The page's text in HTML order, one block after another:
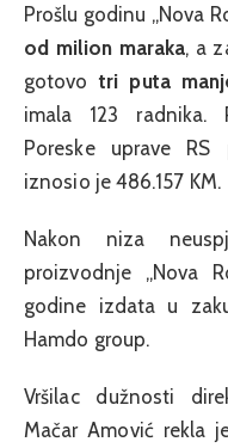
Prošlu godinu „Nova
od milion maraka, a
gotovotri puta
imala 123 radnika.
Poreske uprave
iznosio je 486.157 KM.
Nakon niza
proizvodnje „Nova
godine izdata u
Hamdo group.
Vršilac dužnosti
Mačar Amović rekla